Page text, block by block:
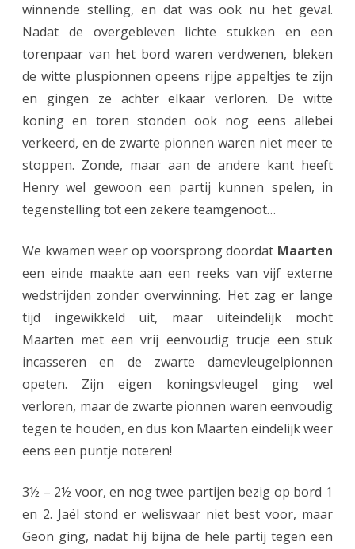
B
O
h
o
o
d
k
l
s
e
winnende stelling, en dat was ook nu het geval.
Nadat de overgebleven lichte stukken en een
torenpaar van het bord waren verdwenen, bleken
de witte pluspionnen opeens rijpe appeltjes te zijn
en gingen ze achter elkaar verloren. De witte
koning en toren stonden ook nog eens allebei
verkeerd, en de zwarte pionnen waren niet meer te
stoppen. Zonde, maar aan de andere kant heeft
Henry wel gewoon een partij kunnen spelen, in
tegenstelling tot een zekere teamgenoot…
We kwamen weer op voorsprong doordat Maarten
een einde maakte aan een reeks van vijf externe
wedstrijden zonder overwinning. Het zag er lange
tijd ingewikkeld uit, maar uiteindelijk mocht
Maarten met een vrij eenvoudig trucje een stuk
incasseren en de zwarte damevleugelpionnen
opeten. Zijn eigen koningsvleugel ging wel
verloren, maar de zwarte pionnen waren eenvoudig
tegen te houden, en dus kon Maarten eindelijk weer
eens een puntje noteren!
3½ – 2½ voor, en nog twee partijen bezig op bord 1
en 2. Jaël stond er weliswaar niet best voor, maar
Geon ging, nadat hij bijna de hele partij tegen een